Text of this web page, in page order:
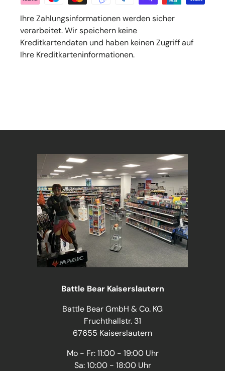
Ihre Zahlungsinformationen werden sicher
verarbeitet. Wir speichern keine
Kreditkartendaten und haben keinen Zugriff auf
Ihre Kreditkarteninformationen.
Battle Bear Kaiserslautern
Battle Bear GmbH & Co. KG
Fruchthallstr. 31
67655 Kaiserslautern
Mo - Fr: 11:00 - 19:00 Uhr
Sa: 10:00 - 18:00 Uhr